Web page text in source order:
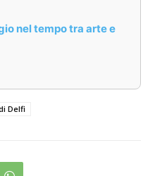
nel tempo tra arte e
Delfi